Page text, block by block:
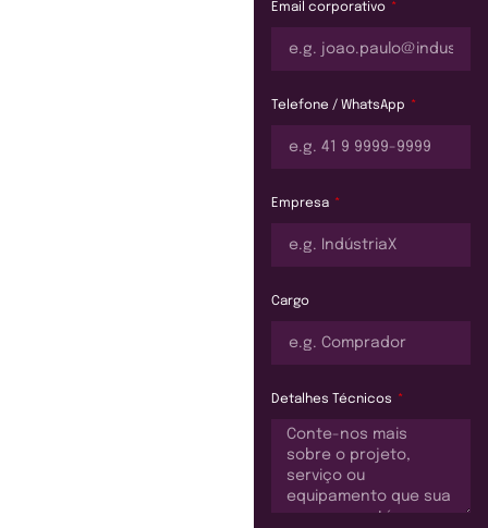
Email corporativo
Telefone / WhatsApp
Empresa
Cargo
Detalhes Técnicos